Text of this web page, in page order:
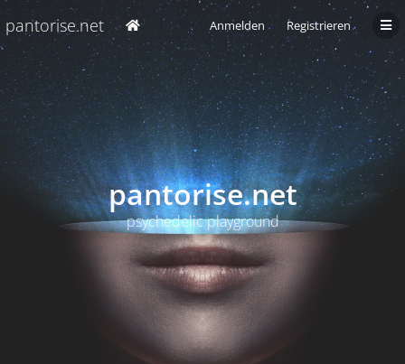
pantorise.net Anmelden Registrieren
pantorise.net
psychedelic playground